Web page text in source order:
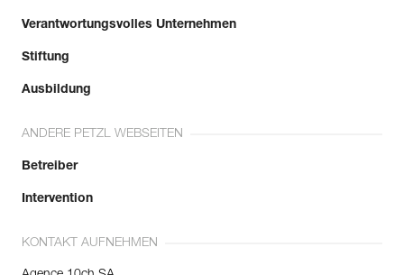
Verantwortungsvolles Unternehmen
Stiftung
Ausbildung
ANDERE PETZL WEBSEITEN
Betreiber
Intervention
KONTAKT AUFNEHMEN